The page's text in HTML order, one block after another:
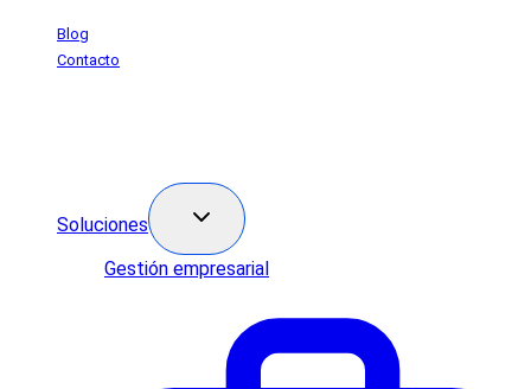
SaltarBlog
Contacto
Soluciones
Gestión empresarial